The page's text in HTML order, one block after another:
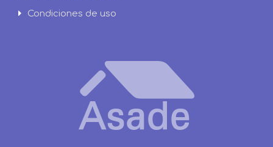
Condiciones de uso